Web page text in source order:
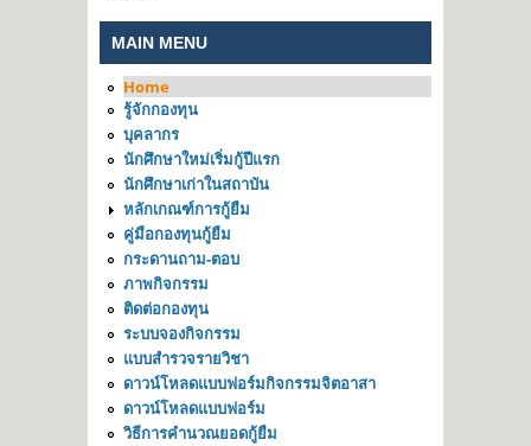
MAIN MENU
Home
รู้จักกองทุน
บุคลากร
นักศึกษาใหม่เริ่มกู้ปีแรก
นักศึกษาเก่าในสถาบัน
หลักเกณฑ์การกู้ยืม
คู่มือกองทุนกู้ยืม
กระดานถาม-ตอบ
ภาพกิจกรรม
ติดต่อกองทุน
ระบบจองกิจกรรม
แบบสำรวจรายวิชา
ดาวน์โหลดแบบฟอร์มกิจกรรมจิตอาสา
ดาวน์โหลดแบบฟอร์ม
วิธีการคำนวณยอดกู้ยืม